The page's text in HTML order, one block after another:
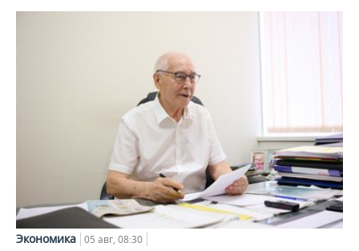
Экономика 05 авг, 08:30